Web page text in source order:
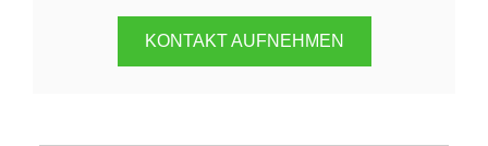
KONTAKT AUFNEHMEN